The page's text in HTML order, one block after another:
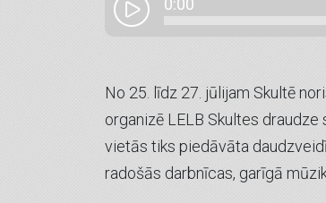
No 25. līdz 27. jūlijam Skultē
organizē LELB Skultes
vietās tiks piedāvāta
radošās darbnīcas, garīgā